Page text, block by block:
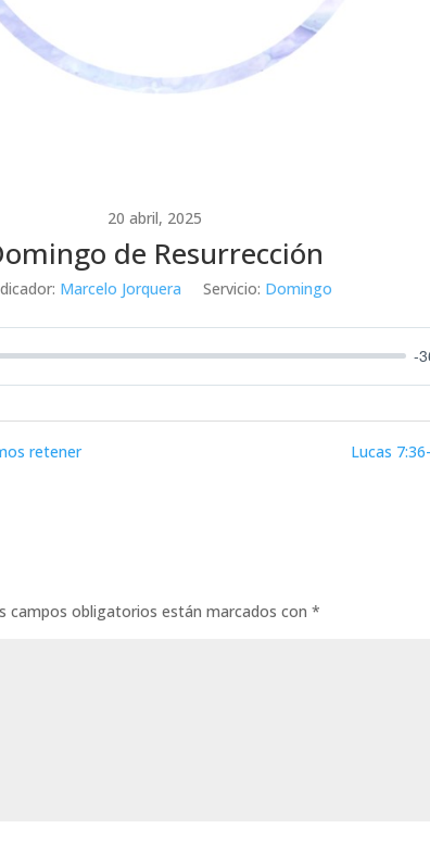
20 abril, 2025
de Resurrección
Marcelo Jorquera Servicio: Domingo
-
retener Lucas
campos obligatorios están marcados con*